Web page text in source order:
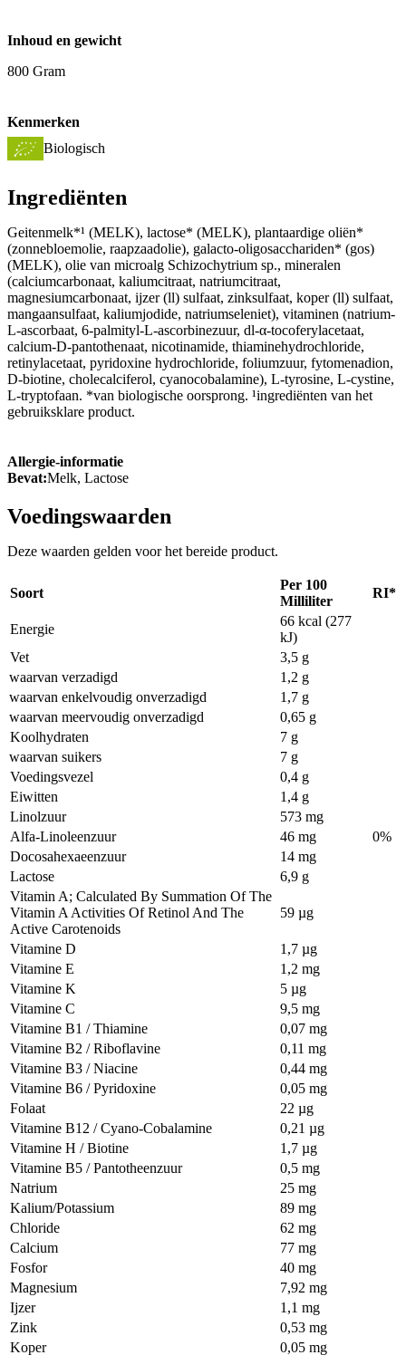
Inhoud en gewicht
800 Gram
Kenmerken
Biologisch
Ingrediënten
Geitenmelk*¹ (MELK), lactose* (MELK), plantaardige oliën*
(zonnebloemolie, raapzaadolie), galacto-oligosacchariden* (gos)
(MELK), olie van microalg Schizochytrium sp., mineralen
(calciumcarbonaat, kaliumcitraat, natriumcitraat,
magnesiumcarbonaat, ijzer (ll) sulfaat, zinksulfaat, koper (ll) sulfaat,
mangaansulfaat, kaliumjodide, natriumseleniet), vitaminen (natrium-
L-ascorbaat, 6-palmityl-L-ascorbinezuur, dl-α-tocoferylacetaat,
calcium-D-pantothenaat, nicotinamide, thiaminehydrochloride,
retinylacetaat, pyridoxine hydrochloride, foliumzuur, fytomenadion,
D-biotine, cholecalciferol, cyanocobalamine), L-tyrosine, L-cystine,
L-tryptofaan. *van biologische oorsprong. ¹ingrediënten van het
gebruiksklare product.
Allergie-informatie
Bevat:Melk, Lactose
Voedingswaarden
Deze waarden gelden voor het bereide product.
Soort
Per 100
Milliliter
RI*
Energie
66 kcal (277
kJ)
Vet
3,5 g
waarvan verzadigd
1,2 g
waarvan enkelvoudig onverzadigd
1,7 g
waarvan meervoudig onverzadigd
0,65 g
Koolhydraten
7 g
waarvan suikers
7 g
Voedingsvezel
0,4 g
Eiwitten
1,4 g
Linolzuur
573 mg
Alfa-Linoleenzuur
46 mg
0%
Docosahexaeenzuur
14 mg
Lactose
6,9 g
Vitamin A; Calculated By Summation Of The
Vitamin A Activities Of Retinol And The
Active Carotenoids
59 µg
Vitamine D
1,7 µg
Vitamine E
1,2 mg
Vitamine K
5 µg
Vitamine C
9,5 mg
Vitamine B1 / Thiamine
0,07 mg
Vitamine B2 / Riboflavine
0,11 mg
Vitamine B3 / Niacine
0,44 mg
Vitamine B6 / Pyridoxine
0,05 mg
Folaat
22 µg
Vitamine B12 / Cyano-Cobalamine
0,21 µg
Vitamine H / Biotine
1,7 µg
Vitamine B5 / Pantotheenzuur
0,5 mg
Natrium
25 mg
Kalium/Potassium
89 mg
Chloride
62 mg
Calcium
77 mg
Fosfor
40 mg
Magnesium
7,92 mg
Ijzer
1,1 mg
Zink
0,53 mg
Koper
0,05 mg